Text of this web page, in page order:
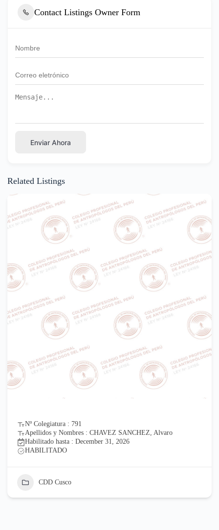
Contact Listings Owner Form
Enviar Ahora
Related Listings
Nº Colegiatura : 791
Apellidos y Nombres : CHAVEZ SANCHEZ, Alvaro
Habilitado hasta : December 31, 2026
HABILITADO
CDD Cusco